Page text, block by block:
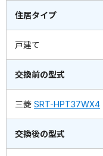
住居タイプ
戸建て
交換前の型式
三菱 SRT-HPT37WX4
交換後の型式